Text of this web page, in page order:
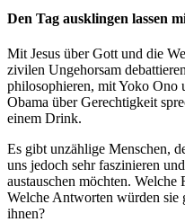
Den Tag ausklingen lassen
Mit Jesus über Gott und die
zivilen Ungehorsam
philosophieren, mit Yoko
Obama über Gerechtigkeit
einem Drink.
Es gibt unzählige Menschen,
uns jedoch sehr faszinieren
austauschen möchten.
Welche Antworten würden sie
ihnen?